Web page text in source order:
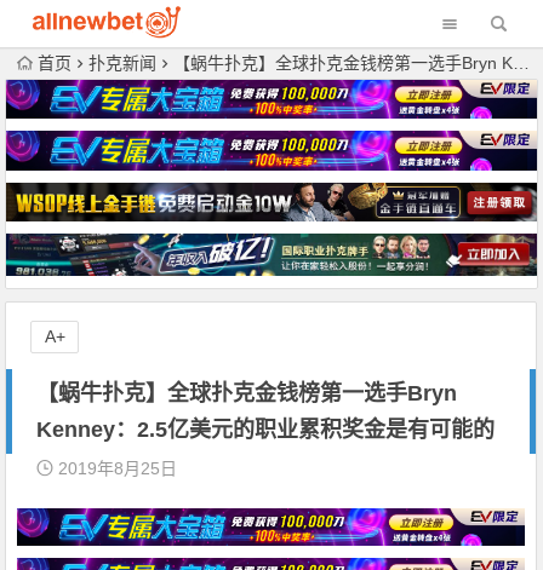
首页 扑克新闻 【蜗牛扑克】全球扑克金钱榜第一选手Bryn Kenney：2.5亿美元的职业累积奖金是有可能的
【蜗牛扑克】全球扑克金钱榜第一选手Bryn
Kenney：2.5亿美元的职业累积奖金是有可能的
2019年8月25日
A+